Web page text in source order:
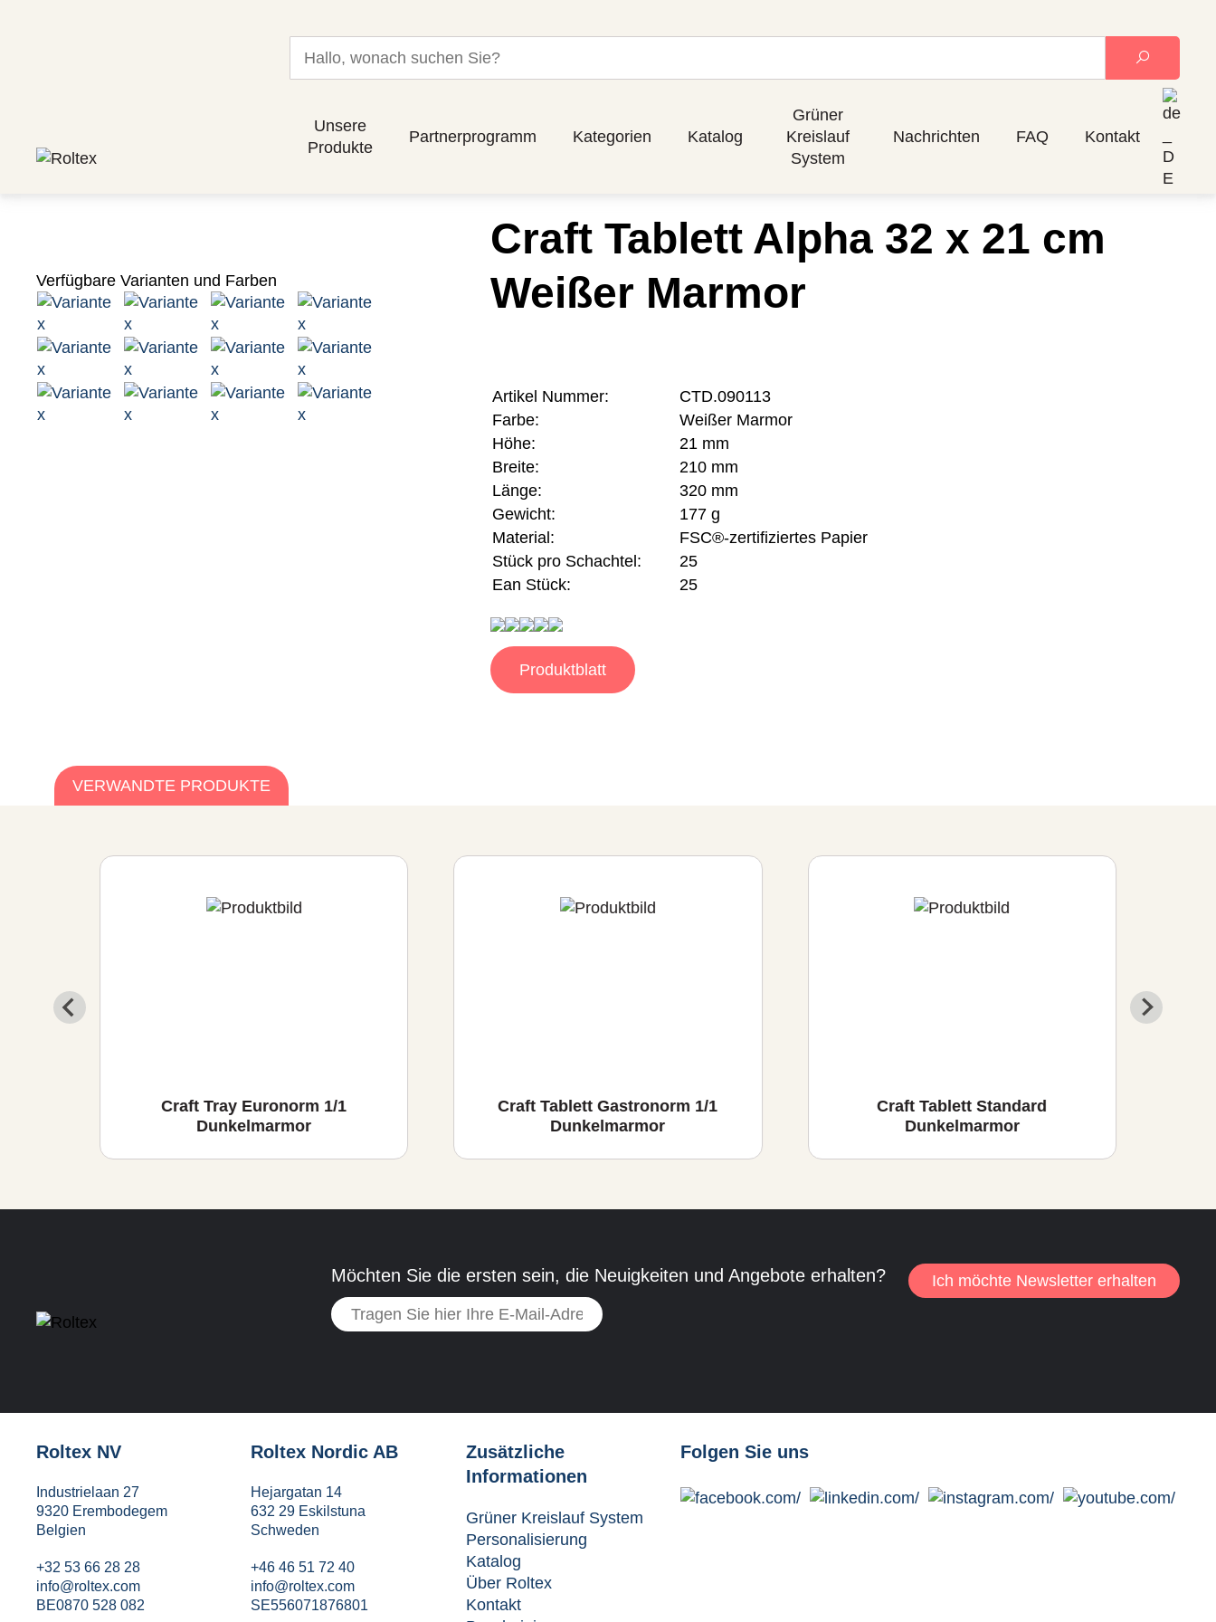
Unsere
Produkte
Partnerprogramm Kategorien Katalog
Grüner
Kreislauf
System
Nachrichten FAQ Kontakt
Verfügbare Varianten und Farben
Craft Tablett Alpha 32 x 21 cm
Weißer Marmor
Artikel Nummer:
CTD.090113
Farbe:
Weißer Marmor
Höhe:
21 mm
Breite:
210 mm
Länge:
320 mm
Gewicht:
177 g
Material:
FSC®-zertifiziertes Papier
Stück pro Schachtel:
25
Ean Stück:
25
Produktblatt
VERWANDTE PRODUKTE
Craft Tray Euronorm 1/1
Dunkelmarmor
Craft Tablett Gastronorm 1/1
Dunkelmarmor
Craft Tablett Standard
Dunkelmarmor
Möchten Sie die ersten sein, die Neuigkeiten und Angebote erhalten? Ich möchte Newsletter erhalten
Roltex NV
Industrielaan 27
9320 Erembodegem
Belgien
+32 53 66 28 28
info@roltex.com
BE0870 528 082
Roltex Nordic AB
Hejargatan 14
632 29 Eskilstuna
Schweden
+46 46 51 72 40
info@roltex.com
SE556071876801
Zusätzliche
Informationen
Grüner Kreislauf System
Personalisierung
Katalog
Über Roltex
Kontakt
Folgen Sie uns